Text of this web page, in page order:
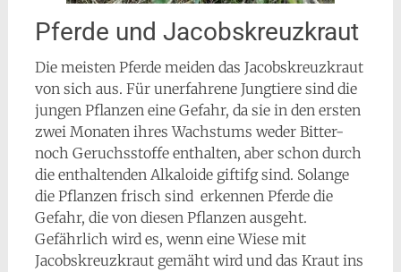
Pferde und Jacobskreuzkraut
Die meisten Pferde meiden das Jacobskreuzkraut
von sich aus. Für unerfahrene Jungtiere sind die
jungen Pflanzen eine Gefahr, da sie in den ersten
zwei Monaten ihres Wachstums weder Bitter-
noch Geruchsstoffe enthalten, aber schon durch
die enthaltenden Alkaloide giftifg sind. Solange
die Pflanzen frisch sind erkennen Pferde die
Gefahr, die von diesen Pflanzen ausgeht.
Gefährlich wird es, wenn eine Wiese mit
Jacobskreuzkraut gemäht wird und das Kraut ins